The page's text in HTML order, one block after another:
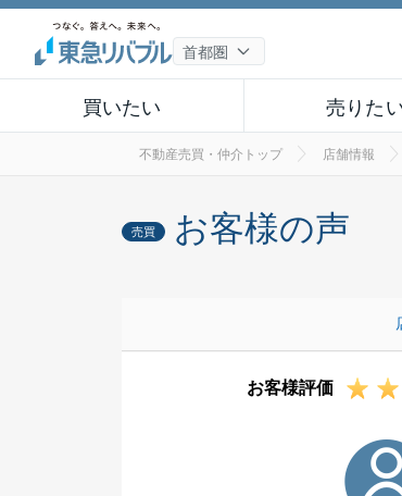
買いたい 売りた
不動産売買・仲介トップ 店舗情報
売買 お客様の声
お客様評価